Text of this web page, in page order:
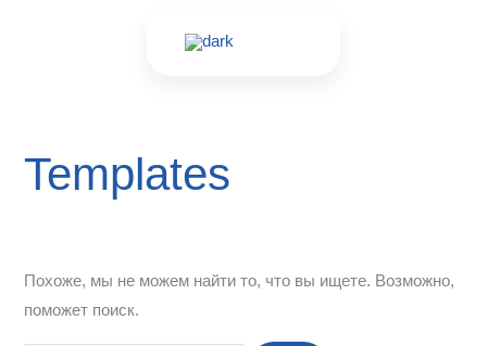
Templates
Похоже, мы не можем найти то, что вы ищете. Возможно,
поможет поиск.